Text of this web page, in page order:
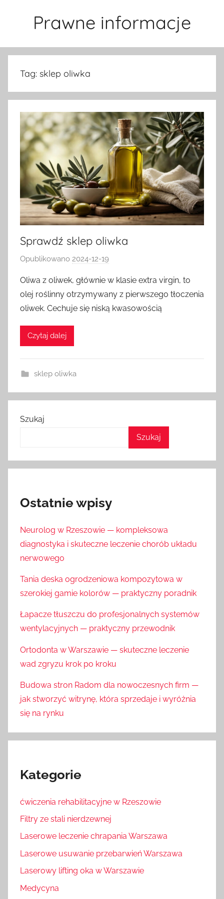
Prawne informacje
Tag: sklep oliwka
Sprawdź sklep oliwka
Opublikowano 2024-12-19
z
e
z
Oliwa z oliwek, głównie w klasie extra virgin, to
olej roślinny otrzymywany z pierwszego tłoczenia
oliwek. Cechuje się niską kwasowością
Czytaj dalej
sklep oliwka
Szukaj
Szukaj
Ostatnie wpisy
Neurolog w Rzeszowie — kompleksowa
diagnostyka i skuteczne leczenie chorób układu
nerwowego
Tania deska ogrodzeniowa kompozytowa w
szerokiej gamie kolorów — praktyczny poradnik
Łapacze tłuszczu do profesjonalnych systemów
wentylacyjnych — praktyczny przewodnik
Ortodonta w Warszawie — skuteczne leczenie
wad zgryzu krok po kroku
Budowa stron Radom dla nowoczesnych firm —
jak stworzyć witrynę, która sprzedaje i wyróżnia
się na rynku
Kategorie
ćwiczenia rehabilitacyjne w Rzeszowie
Filtry ze stali nierdzewnej
Laserowe leczenie chrapania Warszawa
Laserowe usuwanie przebarwień Warszawa
Laserowy lifting oka w Warszawie
Medycyna